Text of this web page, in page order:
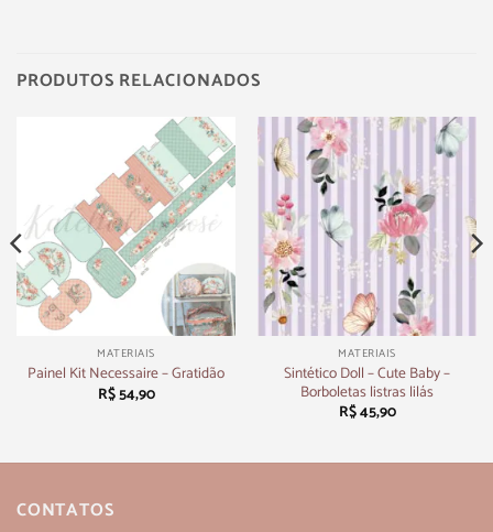
PRODUTOS RELACIONADOS
MATERIAIS
Painel Kit Necessaire – Gratidão
R$54,90
MATERIAIS
Sintético Doll – Cute Baby –
Borboletas listras lilás
R$45,90
CONTATOS